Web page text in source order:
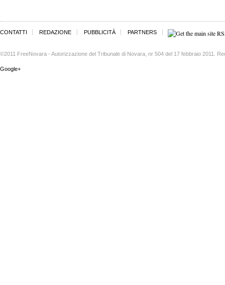
CONTATTI REDAZIONE PUBBLICITÀ PARTNERS
©2011 FreeNovara - Autorizzazione del Tribunale di Novara, nr 504 del 17 febbraio 2011.
Google+